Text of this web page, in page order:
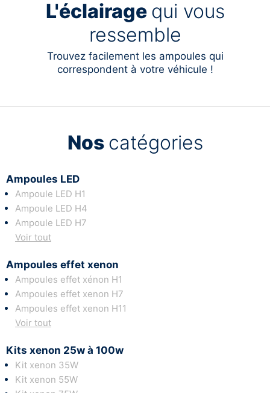
L'éclairage qui vous
ressemble
Trouvez facilement les ampoules qui
correspondent à votre véhicule !
Nos catégories
Ampoules LED
Ampoule LED H1
Ampoule LED H4
Ampoule LED H7
Voir tout
Ampoules effet xenon
Ampoules effet xénon H1
Ampoules effet xenon H7
Ampoules effet xenon H11
Voir tout
Kits xenon 25w à 100w
Kit xenon 35W
Kit xenon 55W